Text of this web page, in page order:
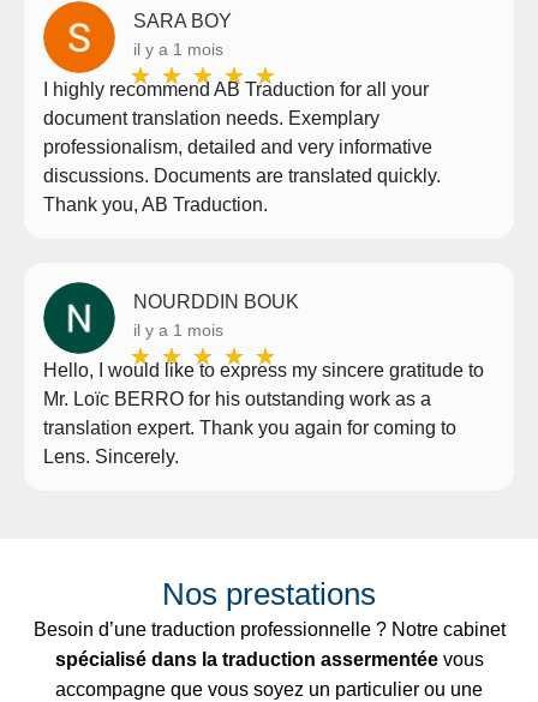
★ ★ ★ ★ ★
I highly recommend AB Traduction for all your
document translation needs. Exemplary
professionalism, detailed and very informative
discussions. Documents are translated quickly.
Thank you, AB Traduction.
SARA BOY
il y a 1 mois
★ ★ ★ ★ ★
Hello, I would like to express my sincere gratitude to
Mr. Loïc BERRO for his outstanding work as a
translation expert. Thank you again for coming to
Lens. Sincerely.
NOURDDIN BOUK
il y a 1 mois
Nos prestations
Besoin d’une traduction professionnelle ? Notre cabinet
spécialisé dans la traduction assermentéevous
accompagne que vous soyez un particulier ou une